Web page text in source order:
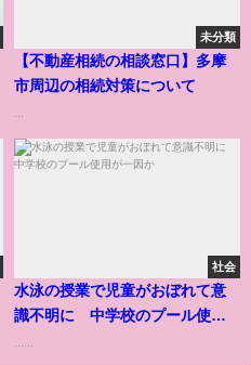
未分類
【不動産相続の相談窓口】多摩
市周辺の相続対策について
社会
水泳の授業で児童がおぼれて意
識不明に 中学校のプール使用
......